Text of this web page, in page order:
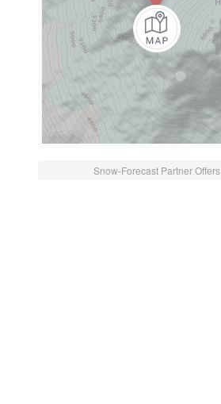
Snow-Forecast Partner Offers